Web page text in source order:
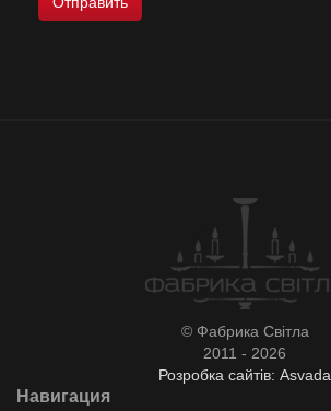
© Фабрика Світла
2011 - 2026
Розробка сайтів: Asvada
Навигация